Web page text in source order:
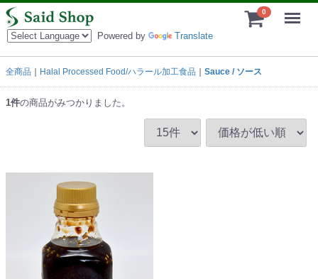
Powered by Translate
0
全商品 Halal Processed Food/ハラール加工食品 Sauce / ソース
1件の商品がみつかりました。